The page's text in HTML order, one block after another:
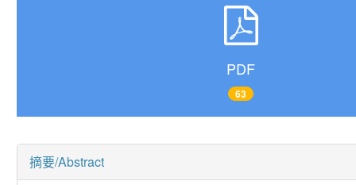
PDF
63
摘要/Abstract